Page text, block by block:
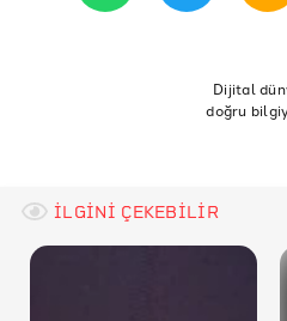
Dijital
doğru
İLGİNİ ÇEKEBİLİR